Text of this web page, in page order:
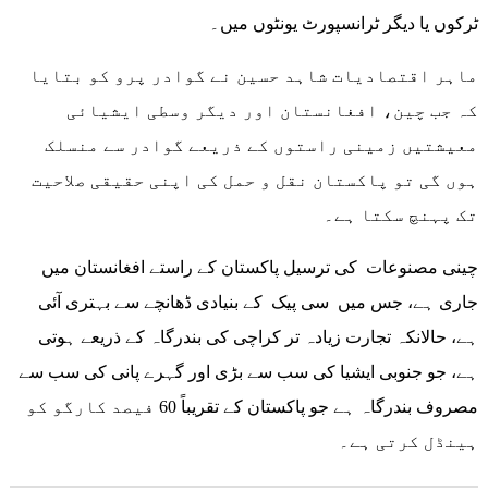
ٹرکوں یا دیگر ٹرانسپورٹ یونٹوں میں۔
ماہر اقتصادیات شاہد حسین نے گوادر پرو کو بتایا
کہ جب چین، افغانستان اور دیگر وسطی ایشیائی
معیشتیں زمینی راستوں کے ذریعے گوادر سے منسلک
ہوں گی تو پاکستان نقل و حمل کی اپنی حقیقی صلاحیت
تک پہنچ سکتا ہے۔
جاری ہے، جس میں سی پیک کے بنیادی ڈھانچے سے بہتری آئی
ہے، حالانکہ تجارت زیادہ تر کراچی کی بندرگاہ کے ذریعے ہوتی
ہے، جو جنوبی ایشیا کی سب سے بڑی اور گہرے پانی کی سب سے
مصروف بندرگاہ ہے جو پاکستان کے تقریباً 60 فیصد کارگو کو
ہینڈل کرتی ہے۔